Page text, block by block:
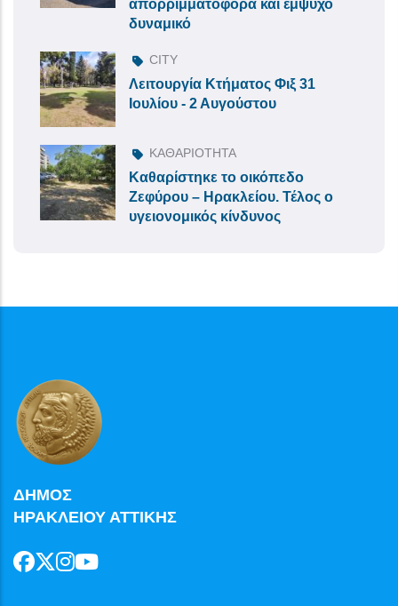
απορριμματοφόρα και έμψυχο
δυναμικό
CITY
Λειτουργία Κτήματος Φιξ 31
Ιουλίου - 2 Αυγούστου
ΚΑΘΑΡΙΟΤΗΤΑ
Καθαρίστηκε το οικόπεδο
Ζεφύρου – Ηρακλείου. Τέλος ο
υγειονομικός κίνδυνος
ΔΗΜΟΣ
ΗΡΑΚΛΕΙΟΥ ΑΤΤΙΚΗΣ